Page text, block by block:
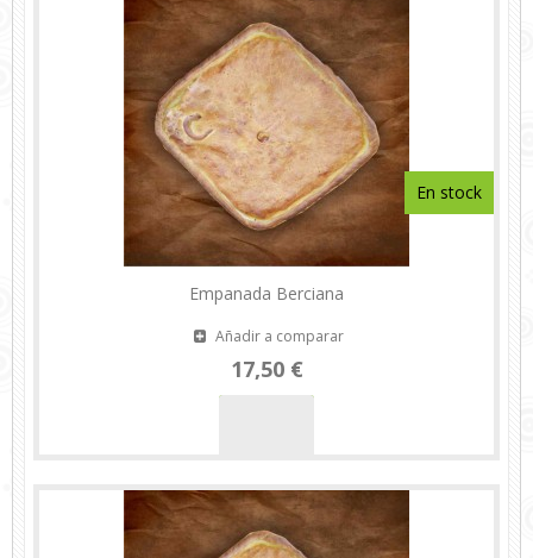
Empanada Berciana
Añadir a comparar
17,50 €
En stock